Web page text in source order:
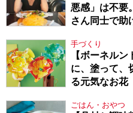
悪感」は不要
さん同士で助
手づくり
【ボーネル
に、塗って、
る元気なお花
ごはん・おやつ